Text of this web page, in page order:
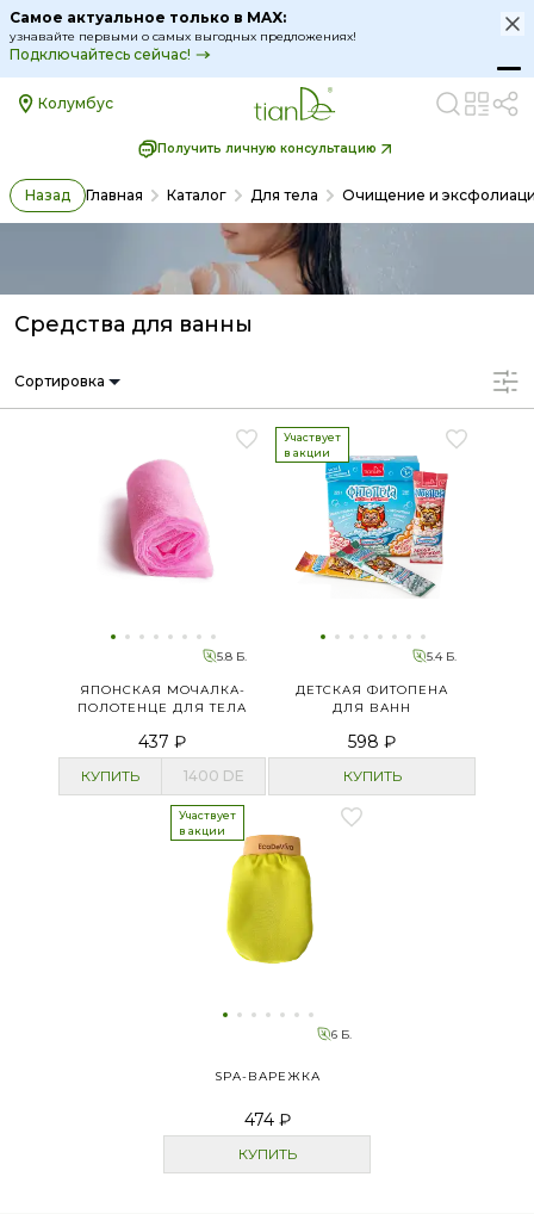
в MAX:
предложениях!
Самое актуальное
узнавайте первыми о самых
Колумбус
Получить личную консультацию
Назад Главная Каталог Для тела Очищение и
Средства для ванны
Сортировка
5.8 Б.
ЯПОНСКАЯ МОЧАЛКА-
ПОЛОТЕНЦЕ ДЛЯ ТЕЛА
437 ₽
КУПИТЬ 1400 DE
Участвует
в акции
5.4 Б.
ДЕТСКАЯ ФИТОПЕНА
ДЛЯ ВАНН
598 ₽
КУПИТЬ
Участвует
в акции
6 Б.
SPA-ВАРЕЖКА
474 ₽
КУПИТЬ